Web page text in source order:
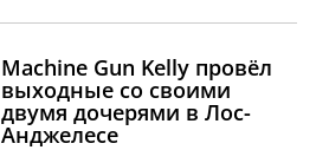
Machine Gun Kelly провёл
выходные со своими
двумя дочерями в Лос-
Анджелесе